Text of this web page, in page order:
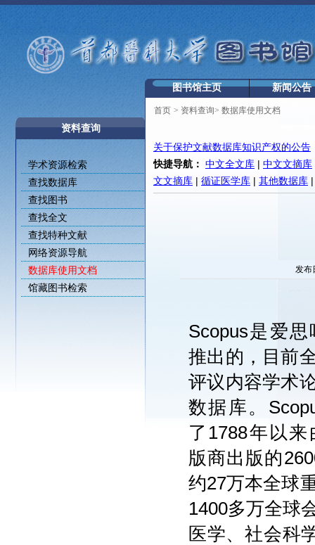
资料查询
学术资源检索
查找数据库
查找图书
查找全文
查找特种文献
网络资源导航
数据库使用文档
馆藏图书检索
图书馆主页 新闻公告
首页 > 资料查询> 数据库使用文档
关于保护文献数据库知识产权的公告
快捷导航： 中文全文库 | 中文文摘库
文文摘库 | 循证医学库 | 其他数据库
发布
Scopus是爱思
推出 的， 目前
评议内容学术
数据库。
了1788年以来
版商出版的260
约27万本全球
1400多万全球
医学、社会科